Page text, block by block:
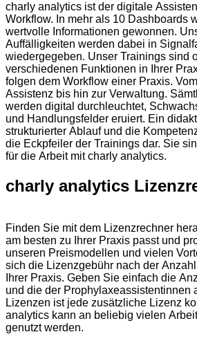
charly analytics ist der digitale
Workflow. In mehr als 10 Dashboards
wertvolle Informationen gewonnen.
Auffälligkeiten werden dabei in
wiedergegeben. Unser Trainings sind
verschiedenen Funktionen in Ihrer
folgen dem Workflow einer Praxis.
Assistenz bis hin zur Verwaltung.
werden digital durchleuchtet,
und Handlungsfelder eruiert. Ein
strukturierter Ablauf und die
die Eckpfeiler der Trainings dar. Sie
für die Arbeit mit charly analytics.
charly analytics
Finden Sie mit dem Lizenzrechner
am besten zu Ihrer Praxis passt und
unseren Preismodellen und vielen
sich die Lizenzgebühr nach der
Ihrer Praxis. Geben Sie einfach die
und die der Prophylaxeassistentinnen
Lizenzen ist jede zusätzliche Lizenz
analytics kann an beliebig vielen
genutzt werden.